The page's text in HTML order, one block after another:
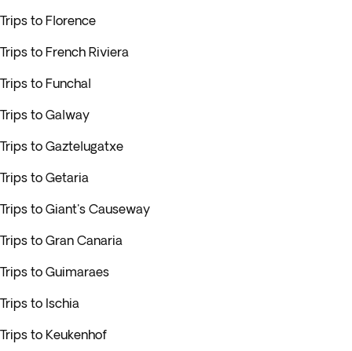
Trips to Florence
Trips to French Riviera
Trips to Funchal
Trips to Galway
Trips to Gaztelugatxe
Trips to Getaria
Trips to Giant's Causeway
Trips to Gran Canaria
Trips to Guimaraes
Trips to Ischia
Trips to Keukenhof